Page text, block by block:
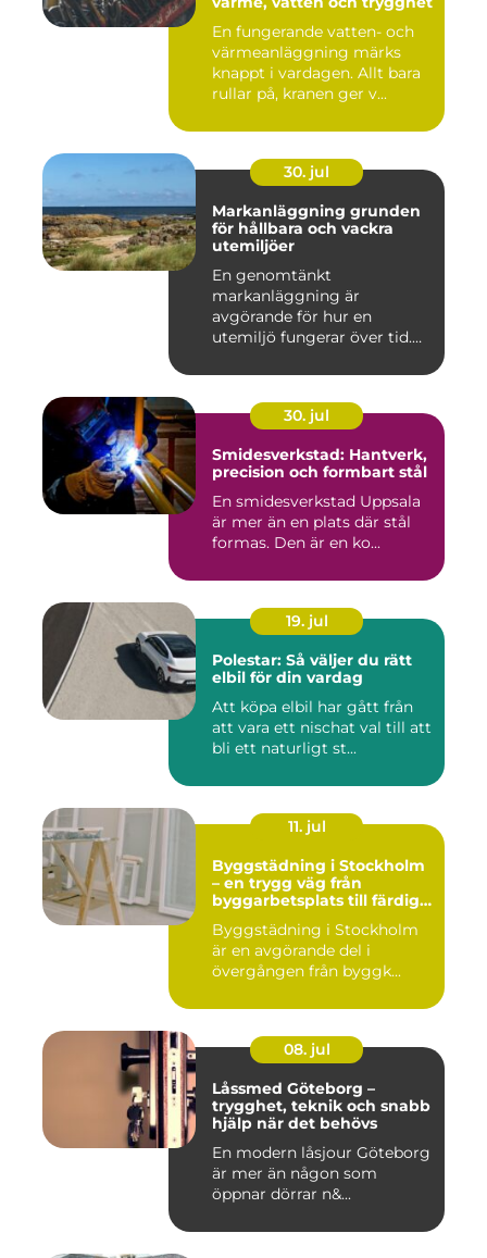
En fungerande vatten- och
värmeanläggning märks
knappt i vardagen. Allt bara
rullar på, kranen ger v...
30. jul
Markanläggning grunden
för hållbara och vackra
utemiljöer
En genomtänkt
markanläggning är
avgörande för hur en
utemiljö fungerar över tid.
30. jul
Smidesverkstad: Hantverk,
precision och formbart stål
En smidesverkstad Uppsala
är mer än en plats där stål
formas. Den är en ko...
19. jul
Polestar: Så väljer du rätt
elbil för din vardag
Att köpa elbil har gått från
att vara ett nischat val till att
bli ett naturligt st...
11. jul
Byggstädning i Stockholm
– en trygg väg från
byggarbetsplats till färdig
Byggstädning i Stockholm
är en avgörande del i
övergången från byggk...
08. jul
Låssmed Göteborg –
trygghet, teknik och snabb
hjälp när det behövs
En modern låsjour Göteborg
är mer än någon som
öppnar dörrar n&...